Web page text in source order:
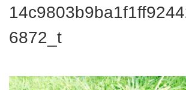
6872_t